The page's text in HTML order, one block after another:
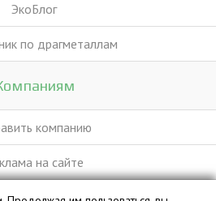
ЭкоБлог
по драгметаллам
компанию
на сайте